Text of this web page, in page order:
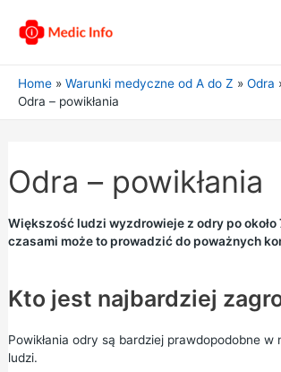
Home Warunki medyczne od A do Z
Odra
Odra – powikłania
Odra – powikłania
Większość ludzi wyzdrowieje z odry po około
czasami może to prowadzić do poważnych
Kto jest najbardziej
Powikłania odry są bardziej prawdopodobne
ludzi.